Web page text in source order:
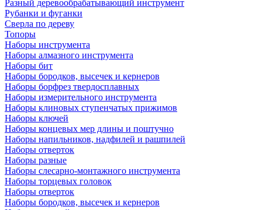
Разный деревообрабатывающий инструмент
Рубанки и фуганки
Сверла по дереву
Топоры
Наборы инструмента
Наборы алмазного инструмента
Наборы бит
Наборы бородков, высечек и кернеров
Наборы борфрез твердосплавных
Наборы измерительного инструмента
Наборы клиновых ступенчатых прижимов
Наборы ключей
Наборы концевых мер длины и поштучно
Наборы напильников, надфилей и рашпилей
Наборы отверток
Наборы разные
Наборы слесарно-монтажного инструмента
Наборы торцевых головок
Наборы отверток
Наборы бородков, высечек и кернеров